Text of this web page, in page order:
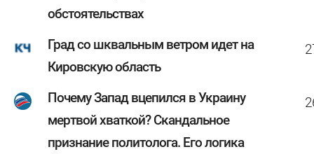
обстоятельствах
Град со шквальным ветром идет на
Кировскую область
Почему Запад вцепился в Украину
мертвой хваткой? Скандальное
признание политолога. Его логика